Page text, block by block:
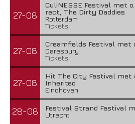
27-08
CuliNESSE Festival met
rect, The Dirty Daddies
Rotterdam
Tickets
27-08
Creamfields Festival met
Daresbury
Tickets
27-08
Hit The City Festival met
Inherited
Eindhoven
28-08
Festival Strand Festival
Utrecht